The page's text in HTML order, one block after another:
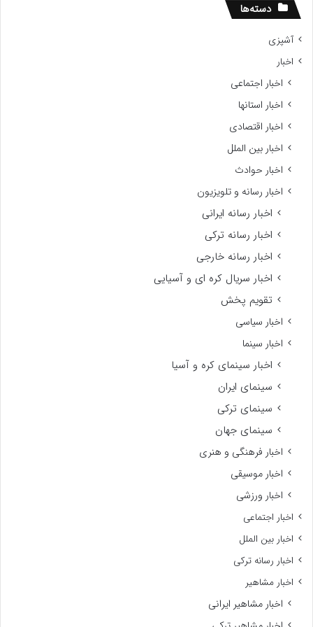
دسته‌ها
آشپزی
اخبار
اخبار اجتماعی
اخبار استانها
اخبار اقتصادی
اخبار بین الملل
اخبار حوادث
اخبار رسانه و تلویزیون
اخبار رسانه ایرانی
اخبار رسانه ترکی
اخبار رسانه خارجی
اخبار سریال کره ای و آسیایی
تقویم پخش
اخبار سیاسی
اخبار سینما
اخبار سینمای کره و آسیا
سینمای ایران
سینمای ترکی
سینمای جهان
اخبار فرهنگی و هنری
اخبار موسیقی
اخبار ورزشی
اخبار اجتماعی
اخبار بین الملل
اخبار رسانه ترکی
اخبار مشاهیر
اخبار مشاهیر ایرانی